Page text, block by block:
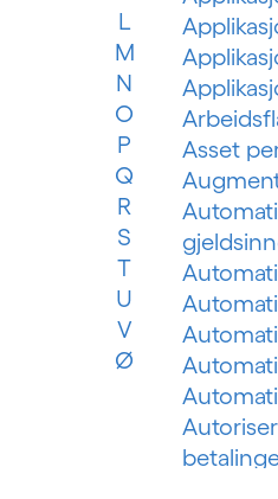
L
M
N
O
P
Q
R
S
T
U
V
Ø
Asset